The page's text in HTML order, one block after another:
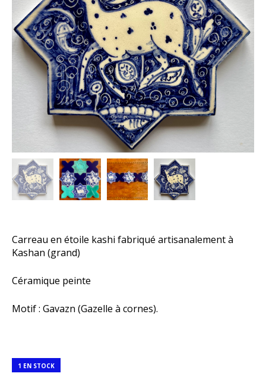
Carreau en étoile kashi fabriqué artisanalement à
Kashan (grand)
Céramique peinte
Motif : Gavazn (Gazelle à cornes).
1 EN STOCK